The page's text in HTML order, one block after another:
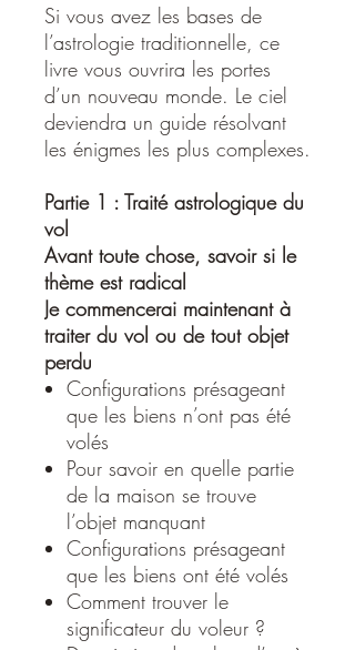
Si vous avez les bases de
l’astrologie traditionnelle, ce
livre vous ouvrira les portes
d’un nouveau monde. Le ciel
deviendra un guide résolvant
les énigmes les plus complexes.
Partie 1 : Traité astrologique du
vol
Avant toute chose, savoir si le
thème est radical
Je commencerai maintenant à
traiter du vol ou de tout objet
perdu
Configurations présageant
que les biens n’ont pas été
volés
Pour savoir en quelle partie
de la maison se trouve
l’objet manquant
Configurations présageant
que les biens ont été volés
Comment trouver le
significateur du voleur ?